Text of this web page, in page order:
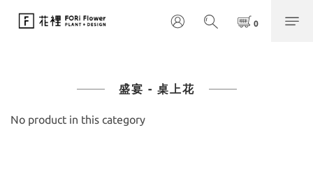
盛宴 - 桌上花
No product in this category